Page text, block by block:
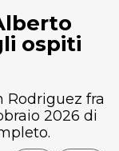
ospiti
Rodriguez fra
2026 di